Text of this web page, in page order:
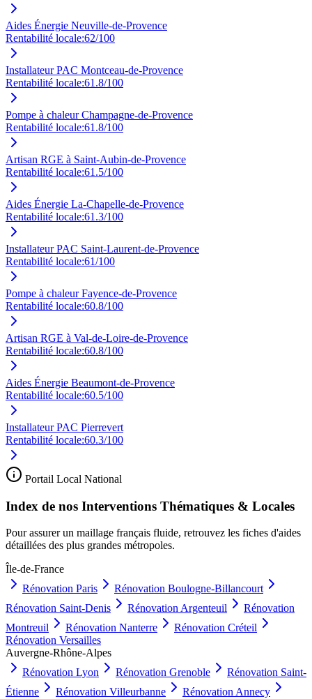
Aides Énergie Neuville-de-Provence
Rentabilité locale:62/100
Installateur PAC Montceau-de-Provence
Rentabilité locale:61.8/100
Pompe à chaleur Champagne-de-Provence
Rentabilité locale:61.8/100
Artisan RGE à Saint-Aubin-de-Provence
Rentabilité locale:61.5/100
Aides Énergie La-Chapelle-de-Provence
Rentabilité locale:61.3/100
Installateur PAC Saint-Laurent-de-Provence
Rentabilité locale:61/100
Pompe à chaleur Fayence-de-Provence
Rentabilité locale:60.8/100
Artisan RGE à Val-de-Loire-de-Provence
Rentabilité locale:60.8/100
Aides Énergie Beaumont-de-Provence
Rentabilité locale:60.5/100
Installateur PAC Pierrevert
Rentabilité locale:60.3/100
Portail Local National
Index de nos Interventions Thématiques & Locales
Pour assurer un maillage français fluide, retrouvez les fiches d'aides
détaillées des plus grandes métropoles.
Île-de-France
Rénovation Paris Rénovation Boulogne-Billancourt
Rénovation Saint-Denis Rénovation Argenteuil
Rénovation
Montreuil
Rénovation Nanterre Rénovation Créteil
Rénovation Versailles
Auvergne-Rhône-Alpes
Rénovation Lyon Rénovation Grenoble Rénovation Saint-
Étienne
Rénovation Villeurbanne Rénovation Annecy